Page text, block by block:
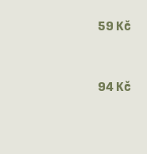
59 Kč
94 Kč